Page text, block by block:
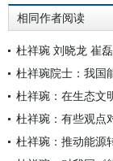
相同作者阅读
杜祥琬 刘晓龙 崔
杜祥琬院士：我国
杜祥琬：在生态文
杜祥琬：有些观点
杜祥琬：推动能源